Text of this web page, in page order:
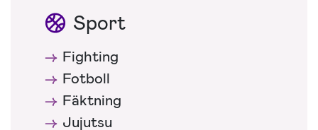
Sport
Fighting
Fotboll
Fäktning
Jujutsu